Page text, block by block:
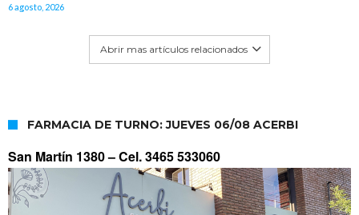
6 agosto, 2026
Abrir mas artículos relacionados
FARMACIA DE TURNO: JUEVES 06/08 ACERBI
San Martín 1380 –Cel. 3465 533060